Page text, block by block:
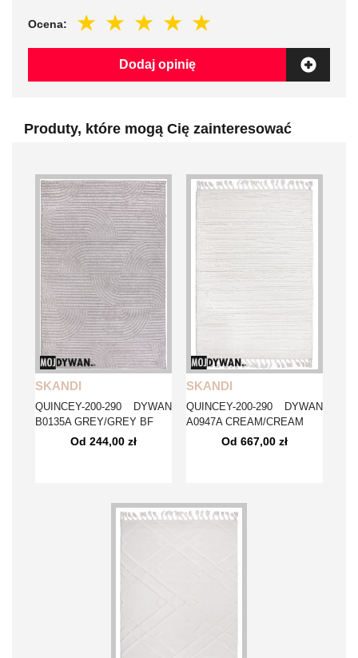
Ocena:
Dodaj opinię
Produty, które mogą Cię zainteresować
SKANDI
QUINCEY-200-290 DYWAN
B0135A GREY/GREY BF
Od 244,00 zł
SKANDI
QUINCEY-200-290 DYWAN
A0947A CREAM/CREAM
Od 667,00 zł